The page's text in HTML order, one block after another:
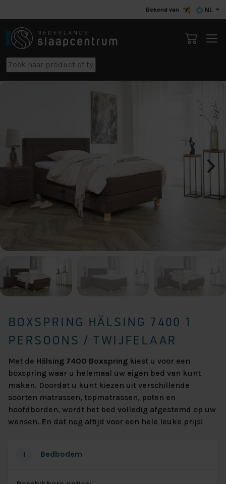
Bekend van NL
BOXSPRING HÄLSING 7400 1
PERSOONS / TWIJFELAAR
Met de Hälsing 7400 Boxspring kiest u voor een
boxspring waar u helemaal uw eigen bed van kunt
maken. Doordat u kunt kiezen uit verschillende
soorten matrassen, topmatrassen, poten en
hoofdborden, wordt het bed volledig afgestemd op uw
wensen. En dat nog altijd voor een hele leuke prijs!
1 Bedbodem